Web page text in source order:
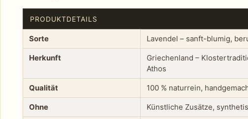
PRODUKTDETAILS
Sorte Lavendel – sanft-blumig,
Herkunft
Griechenland –
Athos
Qualität 100 % naturrein,
Ohne Künstliche Zusätze,